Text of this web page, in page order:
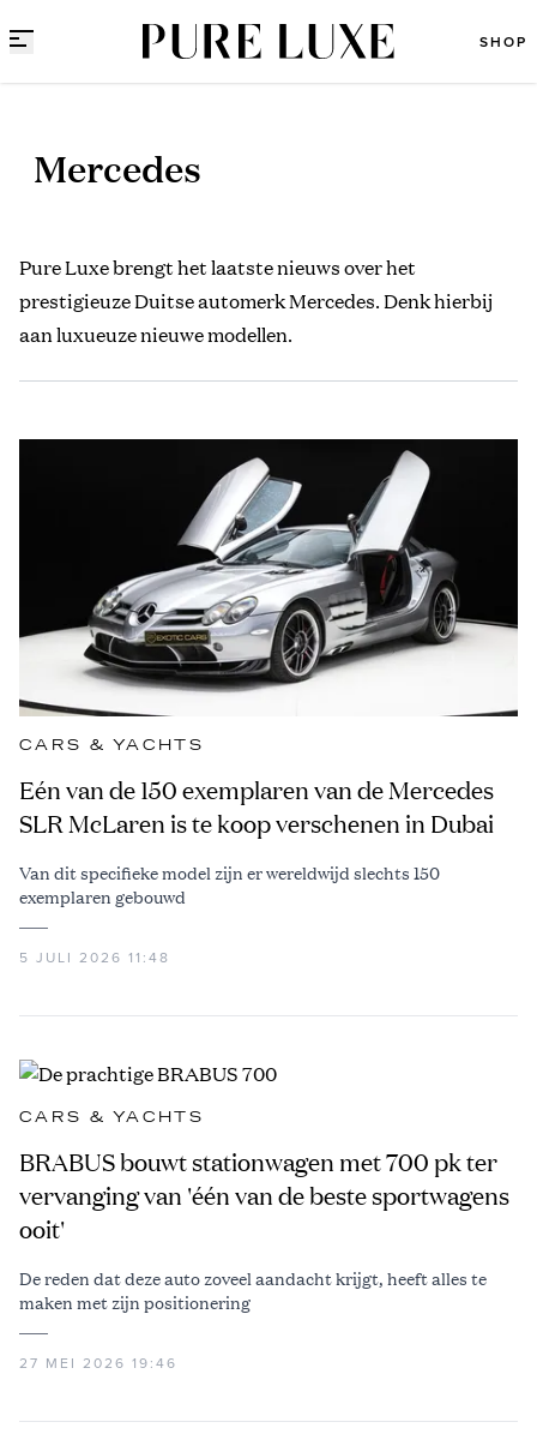
SHOP
Mercedes
Pure Luxe brengt het laatste nieuws over het
prestigieuze Duitse automerk Mercedes. Denk hierbij
aan luxueuze nieuwe modellen.
CARS & YACHTS
Eén van de 150 exemplaren van de Mercedes
SLR McLaren is te koop verschenen in Dubai
Van dit specifieke model zijn er wereldwijd slechts 150
exemplaren gebouwd
5 JULI 2026 11:48
CARS & YACHTS
BRABUS bouwt stationwagen met 700 pk ter
vervanging van 'één van de beste sportwagens
ooit'
De reden dat deze auto zoveel aandacht krijgt, heeft alles te
maken met zijn positionering
27 MEI 2026 19:46